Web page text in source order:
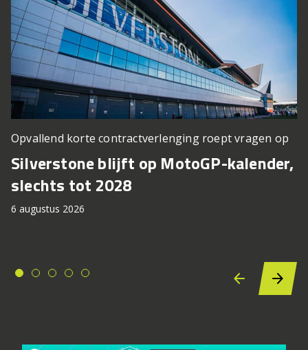
Opvallend korte contractverlenging roept vragen op
Silverstone blijft op MotoGP-kalender,
slechts tot 2028
6 augustus 2026